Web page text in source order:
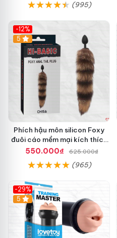
(995)
-12%
Hot
5
Phích hậu môn silicon Foxy
đuôi cáo mềm mại kích thích
cảm giác mới
550.000₫ 625.000₫
(965)
-29%
Hot
5